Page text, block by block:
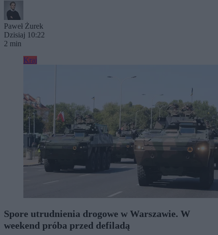
Paweł Żurek
Dzisiaj 10:22
2 min
Kraj
Spore utrudnienia drogowe w Warszawie. W
weekend próba przed defiladą